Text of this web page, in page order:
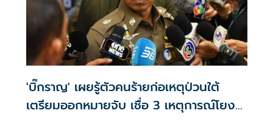
'บิ๊กราญ' เผยรู้ตัวคนร้ายก่อเหตุป่วนใต้
เตรียมออกหมายจับ เชื่อ 3 เหตุการณ์โยง